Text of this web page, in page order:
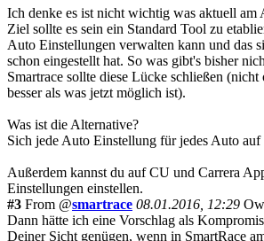
Ich denke es ist nicht wichtig was aktuell am
Ziel sollte es sein ein Standard Tool zu
Auto Einstellungen verwalten kann und das
schon eingestellt hat. So was gibt's bisher
Smartrace sollte diese Lücke schließen
besser als was jetzt möglich ist).
Was ist die Alternative?
Sich jede Auto Einstellung für jedes Auto auf
Außerdem kannst du auf CU und Carrera
Einstellungen einstellen.
#3 From @smartrace 08.01.2016, 12:29
Dann hätte ich eine Vorschlag als
Deiner Sicht genügen, wenn in SmartRace